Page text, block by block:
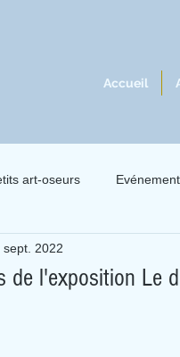
Accueil
art-oseurs
2021
de l'exposition Le
sept. 2022